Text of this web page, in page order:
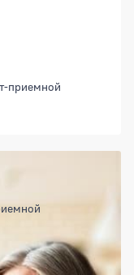
приемной